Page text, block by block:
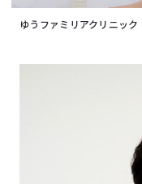
ゆうファミリアクリニック